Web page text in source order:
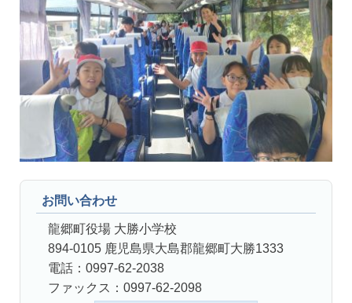
お問い合わせ
龍郷町役場 大勝小学校
894-0105 鹿児島県大島郡龍郷町大勝1333
電話：0997-62-2038
ファックス：0997-62-2098